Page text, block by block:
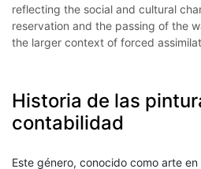
reflecting the social and cultural
reservation and the passing of the
the larger context of forced
Historia de las
contabilidad
Este género, conocido como arte